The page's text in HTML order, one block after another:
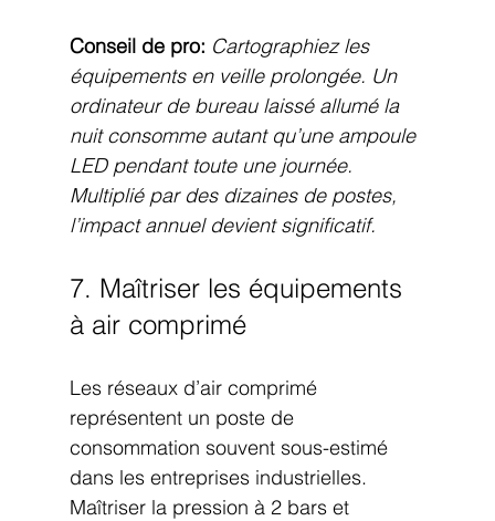
Conseil de pro: Cartographiez les
équipements en veille prolongée. Un
ordinateur de bureau laissé allumé la
nuit consomme autant qu’une ampoule
LED pendant toute une journée.
Multiplié par des dizaines de postes,
l’impact annuel devient significatif.
7. Maîtriser les équipements
à air comprimé
Les réseaux d’air comprimé
représentent un poste de
consommation souvent sous-estimé
dans les entreprises industrielles.
Maîtriser la pression à 2 bars et